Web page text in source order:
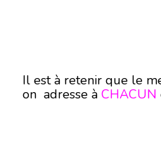
Il est à retenir que le
on adresse à CHACUN